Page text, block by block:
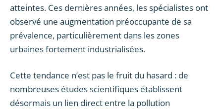
atteintes. Ces dernières années, les spécialistes ont
observé une augmentation préoccupante de sa
prévalence, particulièrement dans les zones
urbaines fortement industrialisées.
Cette tendance n’est pas le fruit du hasard : de
nombreuses études scientifiques établissent
désormais un lien direct entre la pollution